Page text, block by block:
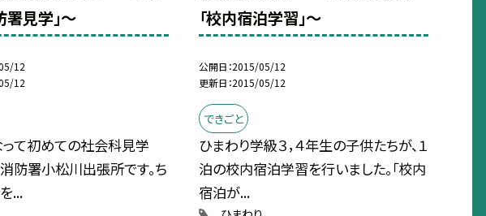
署見学」〜
12
12
て初めての社会科見学
防署小松川出張所です。ち
...
「校内宿泊学習」〜
公開日 2015/05/12
更新日 2015/05/12
できごと
ひまわり学級３，４年生の子供たちが、１
泊の校内宿泊学習を行いました。「校内
宿泊が...